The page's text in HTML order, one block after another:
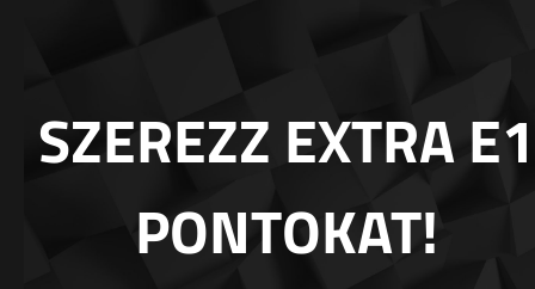
SZEREZZ EXTRA E1
PONTOKAT!